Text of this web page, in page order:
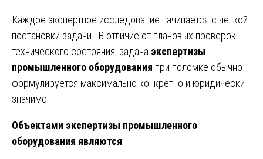
Каждое экспертное исследование начинается с четкой
постановки задачи. В отличие от плановых проверок
технического состояния, задача экспертизы
промышленного оборудования при поломке обычно
формулируется максимально конкретно и юридически
значимо.
Объектами экспертизы промышленного
оборудования являются: